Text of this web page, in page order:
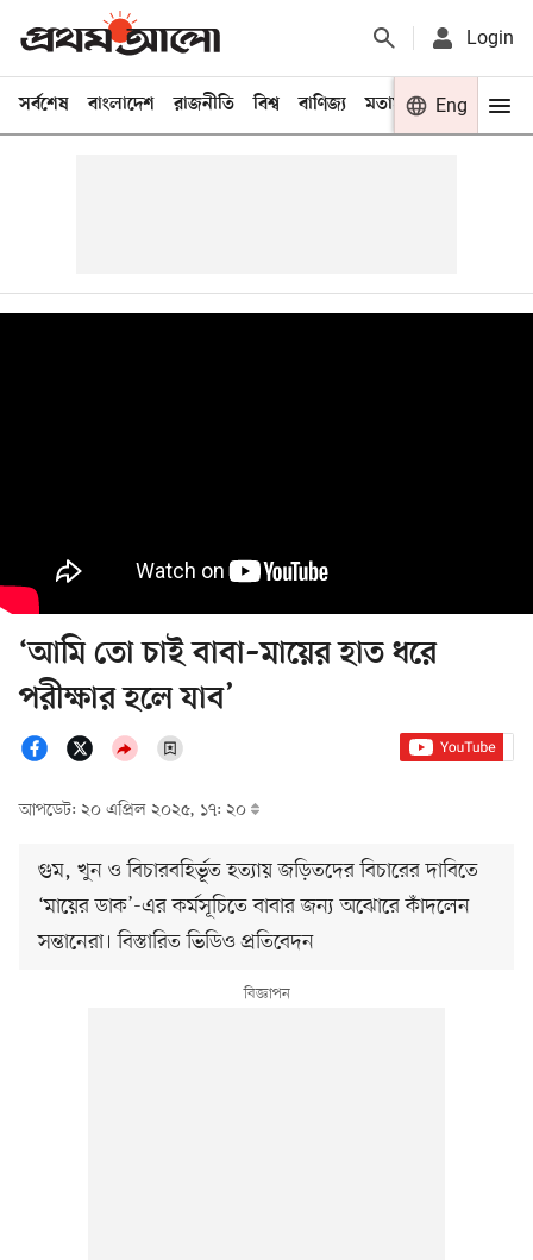
Login
সর্বশেষ বাংলাদেশ রাজনীতি বিশ্ব বাণিজ্য মতামত খেলা
Eng
‘আমি তো চাই বাবা–মায়ের হাত ধরে
পরীক্ষার হলে যাব’
আপডেট: ২০ এপ্রিল ২০২৫, ১৭: ২০
গুম, খুন ও বিচারবহির্ভূত হত্যায় জড়িতদের বিচারের দাবিতে
‘মায়ের ডাক’-এর কর্মসূচিতে বাবার জন্য অঝোরে কাঁদলেন
সন্তানেরা। বিস্তারিত ভিডিও প্রতিবেদন